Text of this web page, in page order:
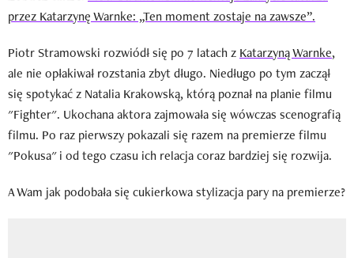
przez Katarzynę Warnke: „Ten moment zostaje na zawsze”.
Piotr Stramowski rozwiódł się po 7 latach z Katarzyną Warnke,
ale nie opłakiwał rozstania zbyt długo. Niedługo po tym zaczął
się spotykać z Natalia Krakowską, którą poznał na planie filmu
"Fighter". Ukochana aktora zajmowała się wówczas scenografią
filmu. Po raz pierwszy pokazali się razem na premierze filmu
"Pokusa" i od tego czasu ich relacja coraz bardziej się rozwija.
A Wam jak podobała się cukierkowa stylizacja pary na premierze?